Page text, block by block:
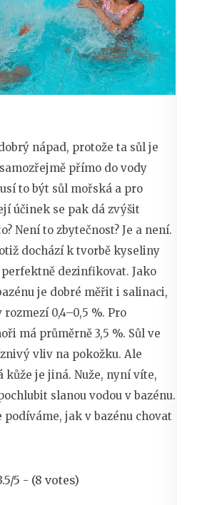
nápad, protože ta sůl je
přímo do vody
to být sůl mořská a pro
účinek se pak dá zvýšit
Není to zbytečnost? Je a není.
dochází k tvorbě kyseliny
dezinfikovat. Jako
je dobré měřit i salinaci,
0,4–0,5 %. Pro
má průměrně 3,5 %. Sůl ve
vliv na pokožku. Ale
kůže je jiná. Nuže, nyní víte,
slanou vodou v bazénu.
jak v bazénu chovat
5 - (8 votes)